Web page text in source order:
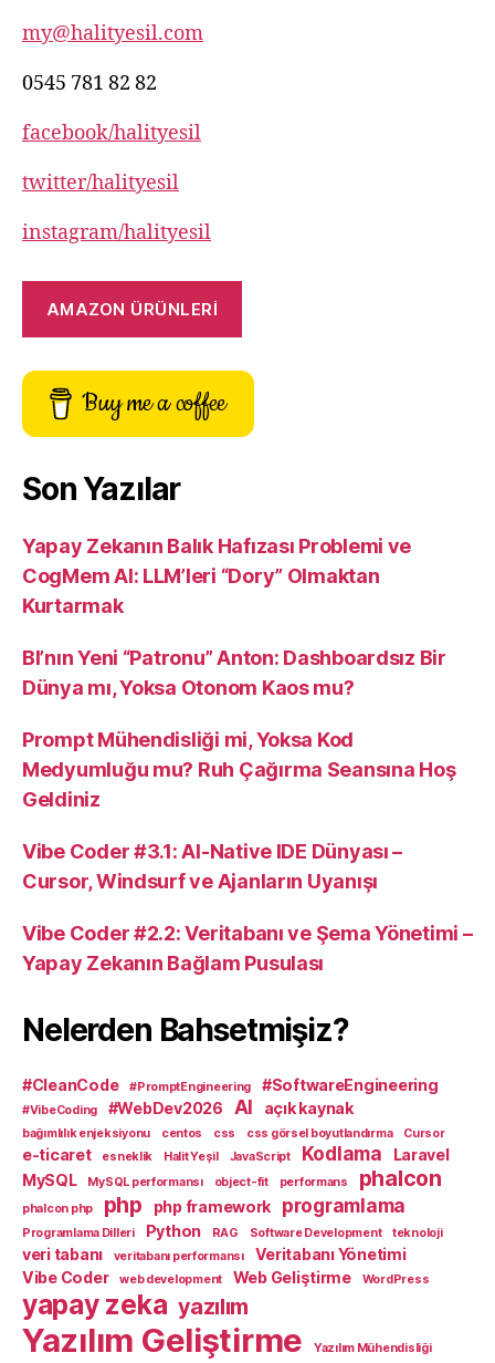
my@halityesil.com
0545 781 82 82
facebook/halityesil
twitter/halityesil
instagram/halityesil
AMAZON ÜRÜNLERİ
Buy me a coffee
Son Yazılar
Yapay Zekanın Balık Hafızası Problemi ve
CogMem AI: LLM’leri “Dory” Olmaktan
Kurtarmak
BI’nın Yeni “Patronu” Anton: Dashboardsız Bir
Dünya mı, Yoksa Otonom Kaos mu?
Prompt Mühendisliği mi, Yoksa Kod
Medyumluğu mu? Ruh Çağırma Seansına Hoş
Geldiniz
Vibe Coder #3.1: AI-Native IDE Dünyası –
Cursor, Windsurf ve Ajanların Uyanışı
Vibe Coder #2.2: Veritabanı ve Şema Yönetimi –
Yapay Zekanın Bağlam Pusulası
Nelerden Bahsetmişiz?
#CleanCode #PromptEngineering #SoftwareEngineering
#VibeCoding #WebDev2026 AI açık kaynak
bağımlılık enjeksiyonu centos css css görsel boyutlandırma Cursor
e-ticaret esneklik Halit Yeşil JavaScript Kodlama
Laravel
MySQL
MySQL performansı object-fit performans phalcon
phalcon php php php framework programlama
Programlama Dilleri Python RAG Software Development teknoloji
veri tabanı veritabanı performansı
Veritabanı Yönetimi
Vibe Coder
web development Web Geliştirme WordPress
yapay zeka yazılım
Yazılım Geliştirme Yazılım Mühendisliği